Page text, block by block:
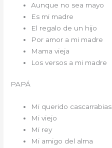
Aunque no sea mayo
Es mi madre
El regalo de un hijo
Por amor a mi madre
Mama vieja
Los versos a mi madre
PAPÁ
Mi querido cascarrabias
Mi viejo
Mi rey
Mi amigo del alma